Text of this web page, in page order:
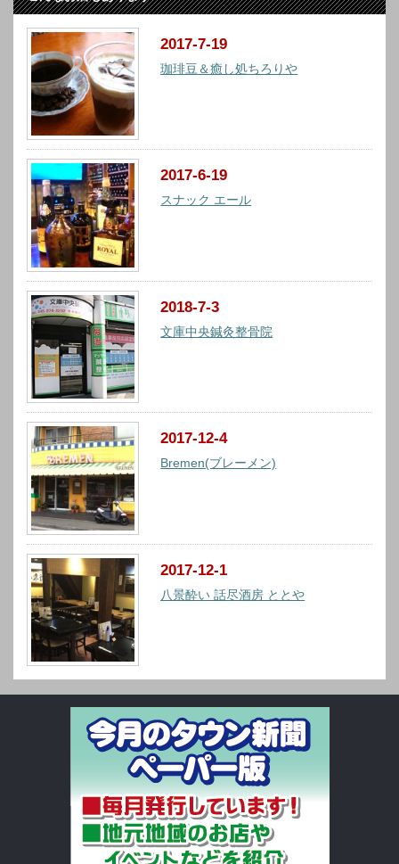
2017-7-19
珈琲豆＆癒し処ちろりや
2017-6-19
スナック エール
2018-7-3
文庫中央鍼灸整骨院
2017-12-4
Bremen(ブレーメン)
2017-12-1
八景酔い 話尽酒房 ととや